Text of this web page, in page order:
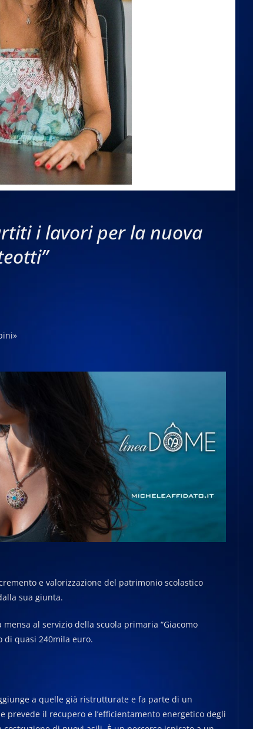
i lavori per la nuova
e valorizzazione del patrimonio scolastico
sua giunta.
al servizio della scuola primaria “Giacomo
di quasi 240mila euro.
a quelle già ristrutturate e fa parte di un
il recupero e l’efficientamento energetico degli